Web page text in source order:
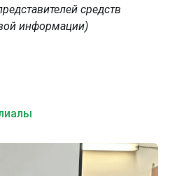
средств
информации)